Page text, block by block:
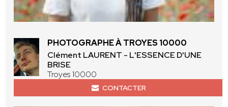
PHOTOGRAPHE À TROYES 10000
Clément LAURENT - L'ESSENCE D'UNE
BRISE
Troyes 10000
CONTACTER